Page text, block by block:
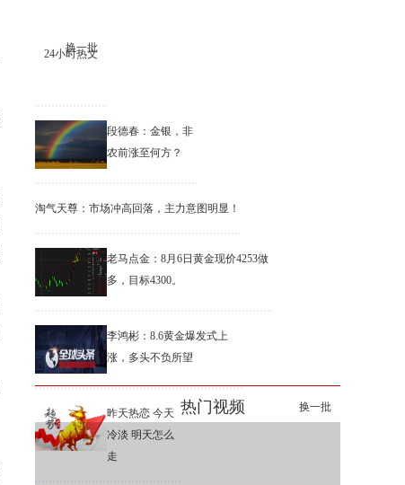
24小时热文
换一批
段德春：金银，非
农前涨至何方？
淘气天尊：市场冲高回落，主力意图明显！
老马点金：8月6日黄金现价4253做
多，目标4300。
李鸿彬：8.6黄金爆发式上
涨，多头不负所望
昨天热恋 今天
冷淡 明天怎么
走
热门视频 换一批